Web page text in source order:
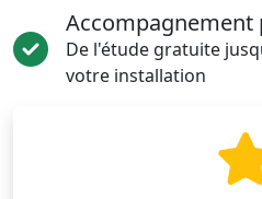
Accompagnement
De l'étude gratuite
votre installation